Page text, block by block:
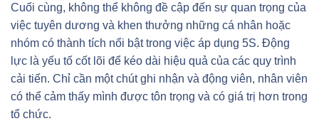
Cuối cùng, không thể không đề cập đến sự quan trọng của
việc tuyên dương và khen thưởng những cá nhân hoặc
nhóm có thành tích nổi bật trong việc áp dụng 5S. Động
lực là yếu tố cốt lõi để kéo dài hiệu quả của các quy trình
cải tiến. Chỉ cần một chút ghi nhận và động viên, nhân viên
có thể cảm thấy mình được tôn trọng và có giá trị hơn trong
tổ chức.